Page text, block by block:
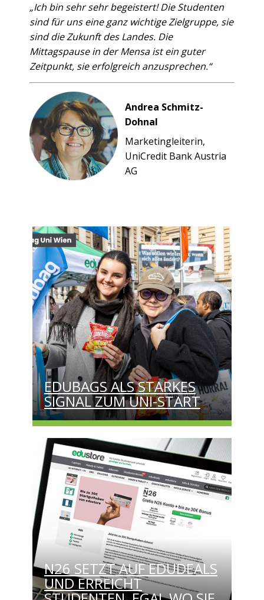
„Ich bin sehr sehr begeistert! Die Studenten
sind für uns eine ganz wichtige Zielgruppe, sie
sind die Zukunft des Landes. Die
Mittagspause in der Mensa ist ein guter
Zeitpunkt, sie erfolgreich anzusprechen.“
Andrea Schmitz-
Dohnal
Marketingleiterin,
UniCredit Bank Austria
AG
EDUBAGS ALS STARKES
SIGNAL ZUM UNI-START
N26 SETZT AUF EDUDEALS
UND ERREICHT